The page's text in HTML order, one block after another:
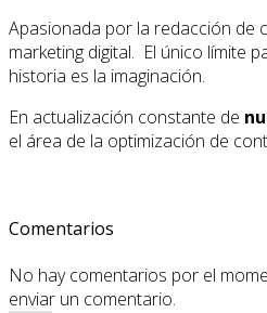
Apasionada por la redacción de
marketing digital. El único límite
historia es la imaginación.
En actualización constante de
el área de la optimización de
Comentarios
No hay comentarios por el
enviar un comentario.